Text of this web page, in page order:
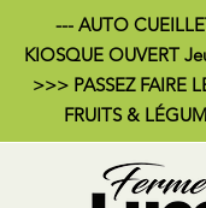
--- AUTO
KIOSQUE OUVERT
>>> PASSEZ FAIRE
FRUITS &